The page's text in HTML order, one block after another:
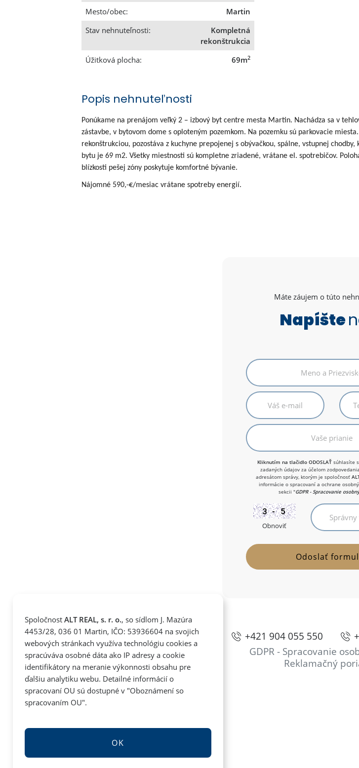
Mesto/obec:
Martin
Stav nehnuteľnosti:
Kompletná
rekonštrukcia
Úžitková plocha:
69m2
Popis nehnuteľnosti
Ponúkame na prenájom veľký 2 – izbový byt centre mesta Martin. Nachádza sa v
zástavbe, v bytovom dome s oploteným pozemkom. Na pozemku sú parkovacie
rekonštrukciou, pozostáva z kuchyne prepojenej s obývačkou, spálne, vstupnej chodby,
bytu je 69 m2. Všetky miestnosti sú kompletne zriadené, vrátane el. spotrebičov.
blízkosti pešej zóny poskytuje komfortné bývanie.
Nájomné 590,-€/mesiac vrátane spotreby energií.
Máte záujem o túto
Napíšte
Kliknutím na tlačidlo ODOSLAŤsúhlasíte
zadaných údajov za účelom
adresátom správy, ktorým je spoločnosť
informácie o spracovaní a ochrane
sekcii "GDPR - Spracovanie
Obnoviť
+421 904 055 550
GDPR - Spracovanie
Reklamačný
Spoločnost ALT REAL, s. r. o., so sídlom J. Mazúra
4453/28, 036 01 Martin, IČO: 53936604 na svojich
webových stránkach využíva technológiu cookies a
spracúváva osobné dáta ako IP adresy a cookie
identifikátory na meranie výkonnosti obsahu pre
ďalšiu analytiku webu. Detailné informácií o
spracovaní OU sú dostupné v "Oboznámení so
spracovaním OU".
OK